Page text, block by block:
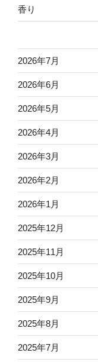
香り
2026年7月
2026年6月
2026年5月
2026年4月
2026年3月
2026年2月
2026年1月
2025年12月
2025年11月
2025年10月
2025年9月
2025年8月
2025年7月